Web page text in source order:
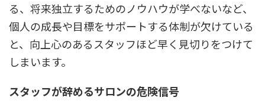
る、将来独立するためのノウハウが学べないなど、
個人の成長や目標をサポートする体制が欠けている
と、向上心のあるスタッフほど早く見切りをつけて
しまいます。
スタッフが辞めるサロンの危険信号